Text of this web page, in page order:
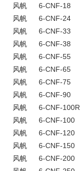
风帆
6-CNF-18
风帆
6-CNF-24
风帆
6-CNF-33
风帆
6-CNF-38
风帆
6-CNF-55
风帆
6-CNF-65
风帆
6-CNF-75
风帆
6-CNF-90
风帆
6-CNF-100R
风帆
6-CNF-100
风帆
6-CNF-120
风帆
6-CNF-150
风帆
6-CNF-200